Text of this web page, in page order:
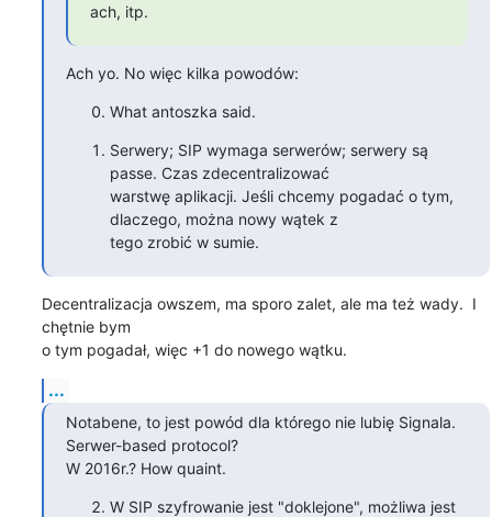
ach, itp.
Ach yo. No więc kilka powodów:
What antoszka said.
Serwery; SIP wymaga serwerów; serwery są
passe. Czas zdecentralizować
warstwę aplikacji. Jeśli chcemy pogadać o tym,
dlaczego, można nowy wątek z
tego zrobić w sumie.
Decentralizacja owszem, ma sporo zalet, ale ma też wady.  I
chętnie bym
o tym pogadał, więc +1 do nowego wątku.
...
Notabene, to jest powód dla którego nie lubię Signala.
Serwer-based protocol?
W 2016r.? How quaint.
W SIP szyfrowanie jest "doklejone", możliwa jest